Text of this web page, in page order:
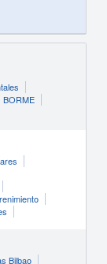
BORME
Bilbao